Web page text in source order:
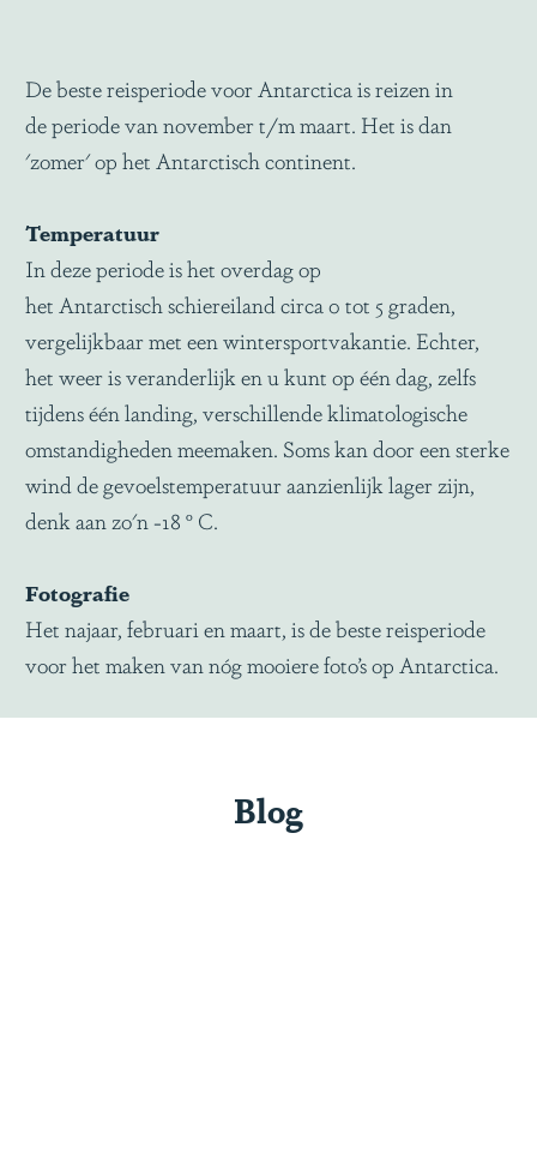
De beste reisperiode voor Antarctica is reizen in
de periode van november t/m maart. Het is dan
'zomer' op het Antarctisch continent.
Temperatuur
In deze periode is het overdag op
het Antarctisch schiereiland circa 0 tot 5 graden,
vergelijkbaar met een wintersportvakantie. Echter,
het weer is veranderlijk en u kunt op één dag, zelfs
tijdens één landing, verschillende klimatologische
omstandigheden meemaken. Soms kan door een sterke
wind de gevoelstemperatuur aanzienlijk lager zijn,
denk aan zo'n -18 º C.
Fotografie
Het najaar, februari en maart, is de beste reisperiode
voor het maken van nóg mooiere foto’s op Antarctica.
Blog